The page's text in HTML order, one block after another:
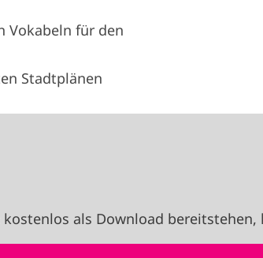
Vokabeln für den
Stadtplänen
als Download